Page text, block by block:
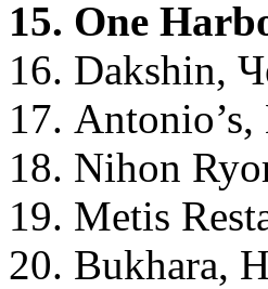
15. One
16. Dakshin,
17.
18. Nihon
19. Metis
20. Bukhara,